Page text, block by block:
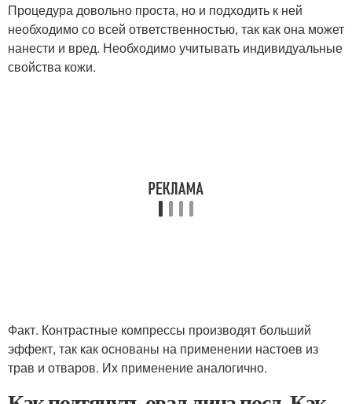
Процедура довольно проста, но и подходить к ней
необходимо со всей ответственностью, так как она может
нанести и вред. Необходимо учитывать индивидуальные
свойства кожи.
Факт. Контрастные компрессы производят больший
эффект, так как основаны на применении настоев из
трав и отваров. Их применение аналогично.